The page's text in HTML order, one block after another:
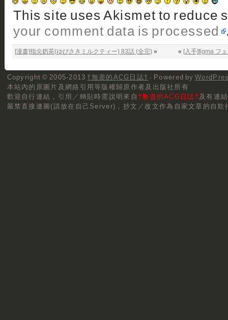
This site uses Akismet to reduce
your comment data is processed
[漫畫]指尖奶茶(ゆびさきミルクティー) 83話 (全完)» « [入手]figma フ
Copyright © 2005-2013 †無盡的ACG日誌† · Powered by
本站內的原圖片及網絡引用等版權歸原作者及出版社所有
歡迎自行連結， 引用／轉貼時需說明來自 †無盡的ACG日誌†及有連
嚴禁直接連圖(請放在自己Server)，抄文／改文作為自家文章的自欺